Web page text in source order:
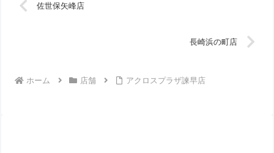
佐世保矢峰店
長崎浜の町店
ホーム 店舗 アクロスプラザ諫早店